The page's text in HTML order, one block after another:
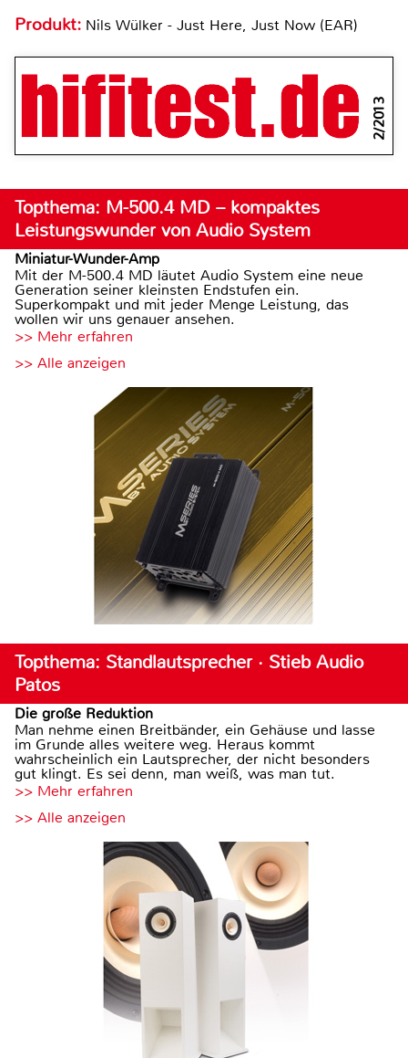
Produkt: Nils Wülker - Just Here, Just Now (EAR)
2/2013
Topthema: M-500.4 MD – kompaktes
Leistungswunder von Audio System
Miniatur-Wunder-Amp
Mit der M-500.4 MD läutet Audio System eine neue
Generation seiner kleinsten Endstufen ein.
Superkompakt und mit jeder Menge Leistung, das
wollen wir uns genauer ansehen.
>> Mehr erfahren
>> Alle anzeigen
Topthema: Standlautsprecher · Stieb Audio
Patos
Die große Reduktion
Man nehme einen Breitbänder, ein Gehäuse und lasse
im Grunde alles weitere weg. Heraus kommt
wahrscheinlich ein Lautsprecher, der nicht besonders
gut klingt. Es sei denn, man weiß, was man tut.
>> Mehr erfahren
>> Alle anzeigen